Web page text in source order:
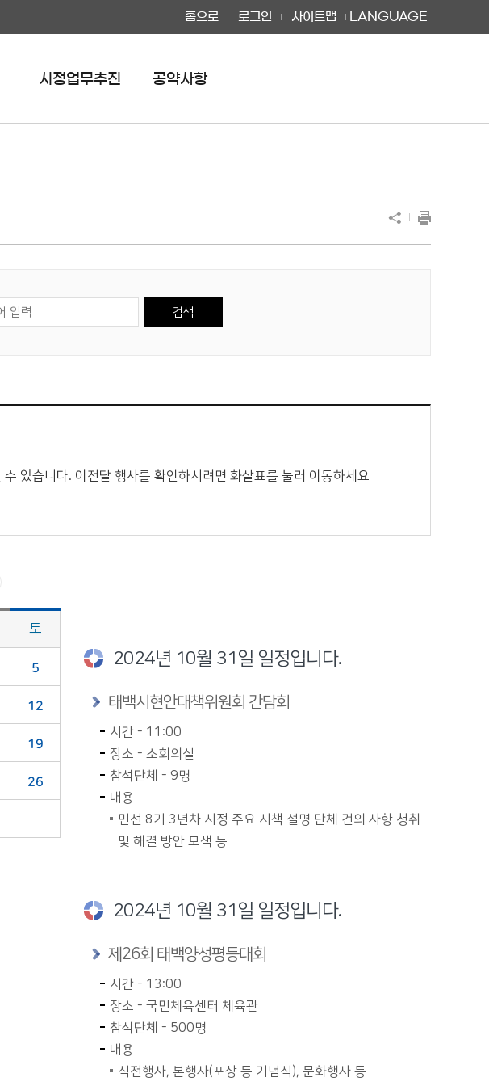
홈으로 로그인 사이트맵 LANGUAGE
시정업무추진 공약사항
있습니다. 이전달 행사를 확인하시려면 화살표를 눌러 이동하세요
토
5
12
19
26
2024년 10월 31일 일정입니다.
태백시현안대책위원회 간담회
시간 - 11:00
장소 - 소회의실
참석단체 - 9명
내용
민선 8기 3년차 시정 주요 시책 설명 단체 건의 사항 청취
및 해결 방안 모색 등
2024년 10월 31일 일정입니다.
제26회 태백양성평등대회
시간 - 13:00
장소 - 국민체육센터 체육관
참석단체 - 500명
내용
식전행사, 본행사(포상 등 기념식), 문화행사 등